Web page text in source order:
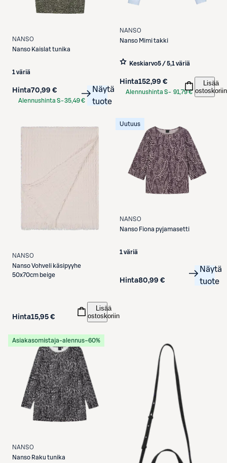
NANSO
Nanso Kaislat tunika
1 väriä
Hinta70,99 €
Alennushinta S-35,49 €
Näytä
tuote
NANSO
Nanso Mimi takki
Keskiarvo5 / 5,1 väriä
Hinta152,99 €
Alennushinta S- 91,79 €
Lisää
ostoskoriin
NANSO
NansoVohveli käsipyyhe
50x70cm beige
Hinta15,95 €
Lisää
ostoskoriin
Uutuus
NANSO
Nanso Fiona pyjamasetti
1 väriä
Hinta80,99 €
Näytä
tuote
Asiakasomistaja-alennus−60%
NANSO
Nanso Raku tunika